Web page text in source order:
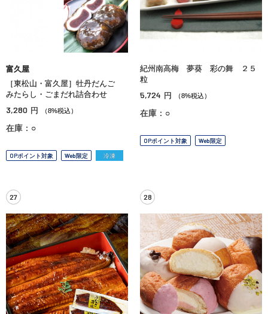
富久屋
［東松山・富久屋］牡丹だんご
みたらし・ごまだれ詰合わせ
3,280 円 （8%税込）
在庫：○
OPポイント対象 Web限定 冷凍
紀州南高梅 夢葵 彩の舞 ２５
粒
5,724 円 （8%税込）
在庫：○
OPポイント対象 Web限定
27 28